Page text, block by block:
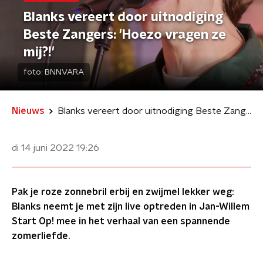
Blanks vereert door uitnodiging
Beste Zangers: 'Hoezo vragen ze
mij?!'
foto: BNNVARA
Nieuws Blanks vereert door uitnodiging Beste Zangers: 'Hoezo vragen ze mij?!'
di 14 juni 2022 19:26
Pak je roze zonnebril erbij en zwijmel lekker weg:
Blanks neemt je met zijn live optreden in Jan-Willem
Start Op! mee in het verhaal van een spannende
zomerliefde.